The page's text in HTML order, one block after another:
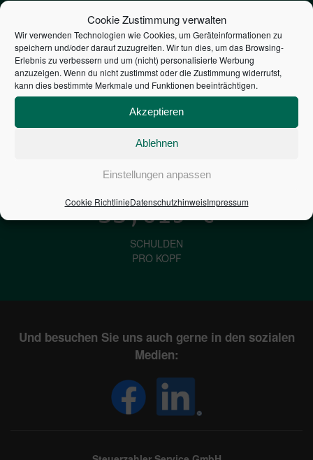
Cookie Zustimmung verwalten
Wir verwenden Technologien wie Cookies, um Geräteinformationen zu
speichern und/oder darauf zuzugreifen. Wir tun dies, um das Browsing-
Erlebnis zu verbessern und um (nicht) personalisierte Werbung
anzuzeigen. Wenn du nicht zustimmst oder die Zustimmung widerrufst,
kann dies bestimmte Merkmale und Funktionen beeinträchtigen.
Akzeptieren
Ablehnen
Einstellungen anpassen
Cookie RichtlinieDatenschutzhinweisImpressum
1,601€
ZINSEN
PRO SEKUNDE
2,806,109,636,450
STAATSVERSCHULDUNG
33,619€
SCHULDEN
PRO KOPF
Und besuchen Sie uns auch gerne in den sozialen
Medien: